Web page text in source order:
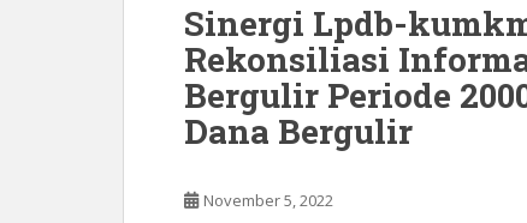
Sinergi Lpdb-
Rekonsiliasi
Bergulir Periode
Dana Bergulir
November 5, 2022